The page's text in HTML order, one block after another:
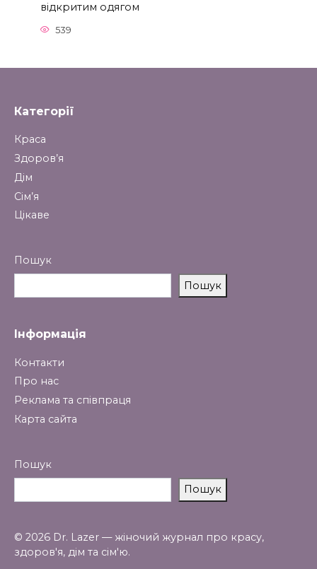
відкритим одягом
539
Категорії
Краса
Здоров’я
Дім
Сім’я
Цікаве
Пошук
Пошук
Інформація
Контакти
Про нас
Реклама та співпраця
Карта сайта
Пошук
Пошук
© 2026 Dr. Lazer — жіночий журнал про красу,
здоров'я, дім та сім'ю.